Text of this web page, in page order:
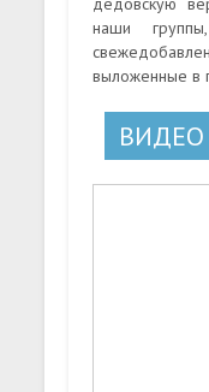
наши
выложенные в
ВИДЕО